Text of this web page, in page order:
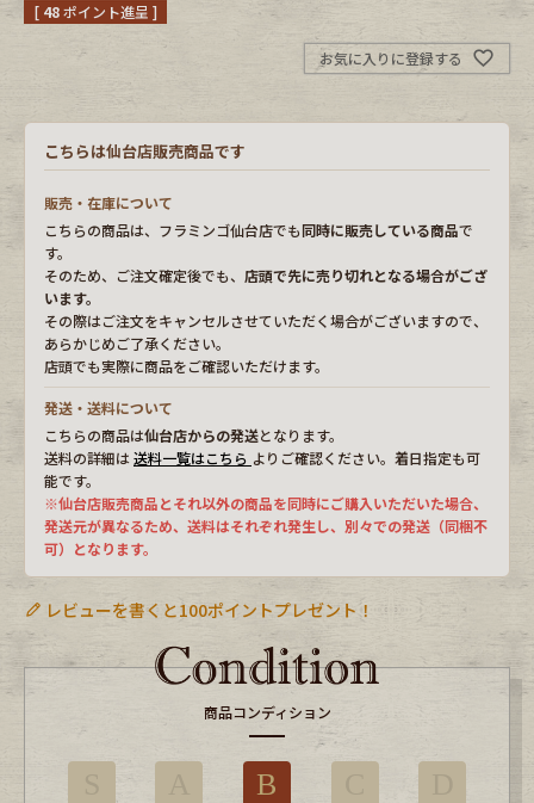
小物・アクセサリーから探す
Eye Wear
Bag
Accessory
Belt antique goods
Keyring
[ 48ポイント進呈 ]
お気に入りに登録する
こちらは仙台店販売商品です
販売・在庫について
こちらの商品は、フラミンゴ仙台店でも同時に販売している商品で
す。
そのため、ご注文確定後でも、 店頭で先に売り切れとなる場合がござ
います。
その際はご注文をキャンセルさせていただく場合がございますので、
あらかじめご了承ください。
店頭でも実際に商品をご確認いただけます。
発送・送料について
こちらの商品は仙台店からの発送となります。
送料の詳細は送料一覧はこちら よりご確認ください。着日指定も可
能です。
※仙台店販売商品とそれ以外の商品を同時にご購入いただいた場合、
発送元が異なるため、送料はそれぞれ発生し、別々での発送（同梱不
可）となります。
レビューを書くと100ポイントプレゼント！
商品コンディション
B